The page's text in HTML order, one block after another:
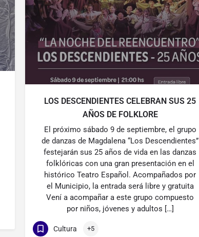
LOS DESCENDIENTES CELEBRAN SUS 25
AÑOS DE FOLKLORE
El próximo sábado 9 de septiembre, el grupo
de danzas de Magdalena “Los Descendientes”
festejarán sus 25 años de vida en las danzas
folklóricas con una gran presentación en el
histórico Teatro Español. Acompañados por
el Municipio, la entrada será libre y gratuita
Vení a acompañar a este grupo compuesto
por niños, jóvenes y adultos […]
Cultura +5